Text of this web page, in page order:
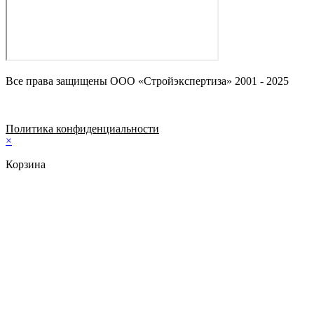
Все права защищены ООО «Стройэкспертиза» 2001 - 2025
Политика конфиденциальности
×
Корзина